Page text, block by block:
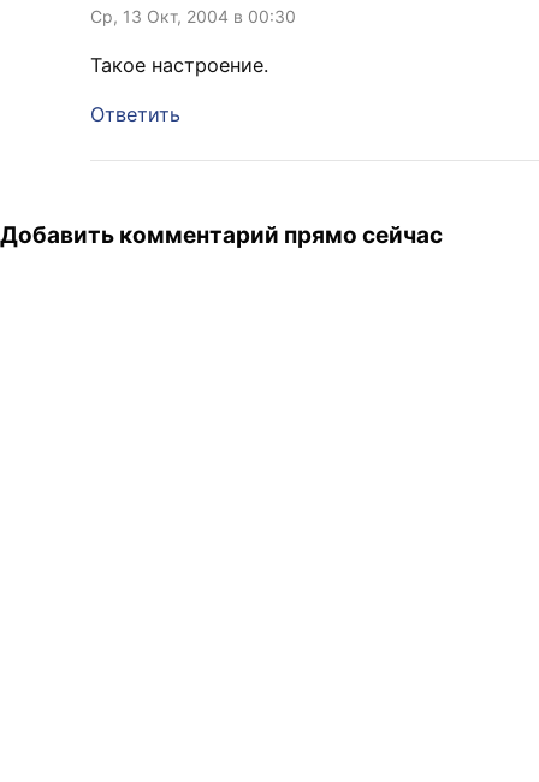
Ср, 13 Окт, 2004 в 00:30
Такое настроение.
Ответить
Добавить комментарий прямо сейчас